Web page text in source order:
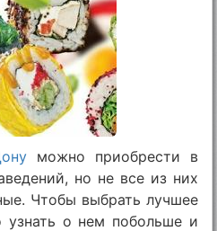
можно приобрести в
но не все из них
Чтобы выбрать лучшее
узнать о нем побольше и